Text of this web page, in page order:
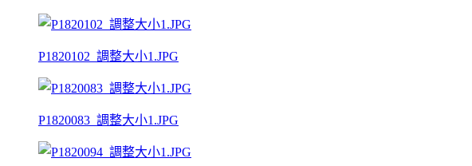
P1820102_調整大小1.JPG
P1820083_調整大小1.JPG